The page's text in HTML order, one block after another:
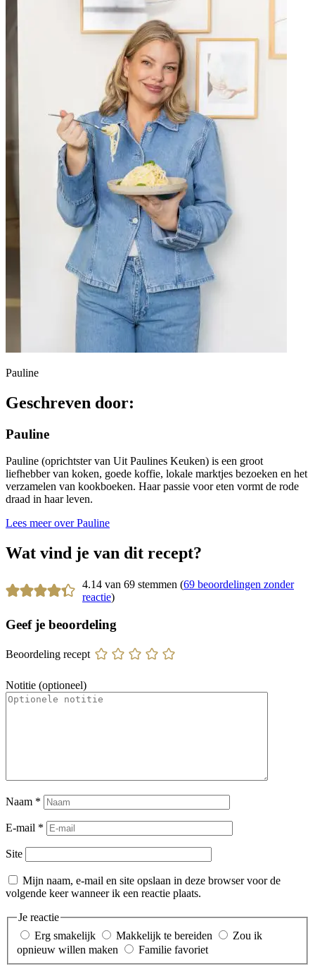
Pauline
Geschreven door:
Pauline
Pauline (oprichtster van Uit Paulines Keuken) is een groot
liefhebber van koken, goede koffie, lokale marktjes bezoeken en het
verzamelen van kookboeken. Haar passie voor eten vormt de rode
draad in haar leven.
Lees meer over Pauline
Wat vind je van dit recept?
4.14 van 69 stemmen (69 beoordelingen zonder
reactie)
Geef je beoordeling
Beoordeling recept
Notitie (optioneel)
Naam *
E-mail *
Site
Mijn naam, e-mail en site opslaan in deze browser voor de
volgende keer wanneer ik een reactie plaats.
Je reactie
Erg smakelijk
Makkelijk te bereiden
Zou ik
opnieuw willen maken
Familie favoriet